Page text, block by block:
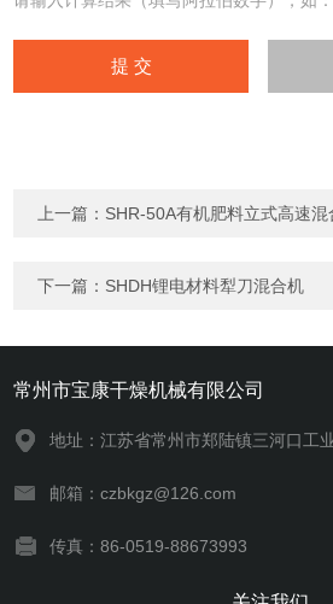
上一篇： SHR-50A有机肥料立式高速混
下一篇： SHDH锂电材料犁刀混合机
常州市宝康干燥机械有限公司
地址：江苏省常州市郑陆镇三河口工
邮箱：czbkgz@126.com
传真：86-0519-88673993